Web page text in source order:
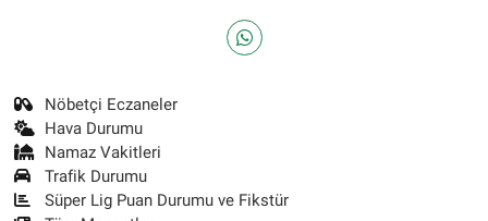
Nöbetçi Eczaneler
Hava Durumu
Namaz Vakitleri
Trafik Durumu
Süper Lig Puan Durumu ve Fikstür